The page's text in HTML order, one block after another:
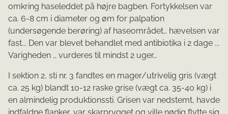
omkring haseleddet på højre bagben. For­tykkelsen var
ca. 6-8 cm i diameter og øm for palpation
(undersøgende berøring) af haseområdet… hævelsen var
fast... Den var blevet behandlet med antibiotika i 2 dage ...
Varigheden … vurderes til mindst 2 uger…
I sektion 2, sti nr. 3 fandtes en mager/utrivelig gris (vægt
ca. 25 kg) blandt 10-12 ra­ske grise (vægt ca. 35-40 kg) i
en almindelig produktionssti. Grisen var nedstemt, havde